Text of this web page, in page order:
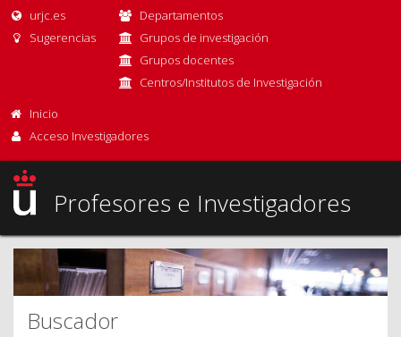
urjc.es
Sugerencias
Departamentos
Grupos de investigación
Grupos docentes
Centros/Institutos de Investigación
Inicio
Acceso Investigadores
Profesores e Investigadores
Buscador